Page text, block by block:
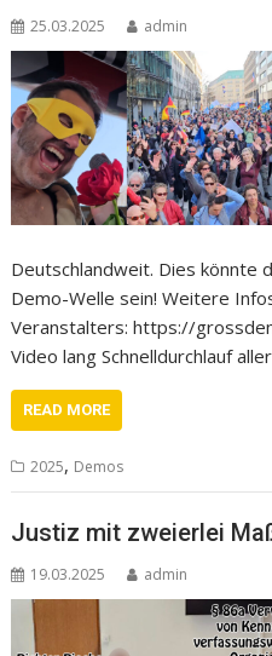
25.03.2025 admin
Deutschlandweit. Dies könnte
Demo-Welle sein! Weitere
Veranstalters: https://
Video lang Schnelldurchlauf
READ MORE
2025, Demos
Justiz mit zweierlei
19.03.2025 admin